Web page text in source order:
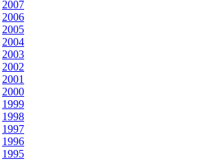
2007
2006
2005
2004
2003
2002
2001
2000
1999
1998
1997
1996
1995